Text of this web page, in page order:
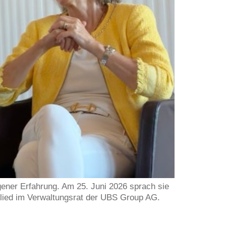
Erfahrung. Am 25. Juni 2026 sprach sie
im Verwaltungsrat der UBS Group AG.